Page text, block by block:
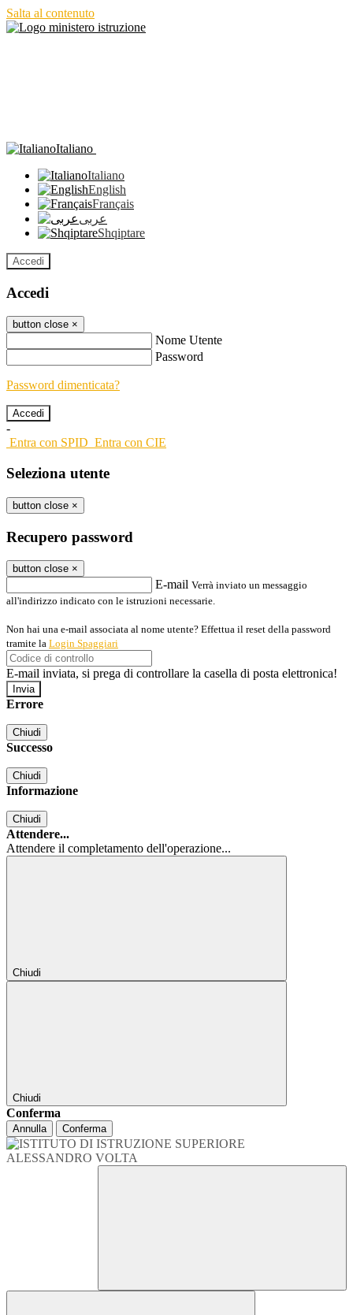
Salta al contenuto
Italiano
Italiano
English
Français
عربى
Shqiptare
Accedi
Accedi
button close ×
Nome Utente
Password
Password dimenticata?
-
Entra con SPID Entra con CIE
Seleziona utente
button close ×
Recupero password
button close ×
E-mail Verrà inviato un messaggio
all'indirizzo indicato con le istruzioni necessarie.
Non hai una e-mail associata al nome utente? Effettua il reset della password
tramite la Login Spaggiari
E-mail inviata, si prega di controllare la casella di posta elettronica!
Errore
Chiudi
Successo
Chiudi
Informazione
Chiudi
Attendere...
Attendere il completamento dell'operazione...
Chiudi
Chiudi
Conferma
Annulla Conferma